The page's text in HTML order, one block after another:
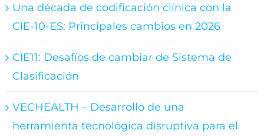
Una década de codificación clínica con la
CIE-10-ES: Principales cambios en 2026
CIE11: Desafíos de cambiar de Sistema de
Clasificación
VECHEALTH – Desarrollo de una
herramienta tecnológica disruptiva para el